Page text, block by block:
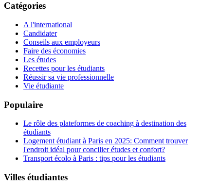
Catégories
A l'international
Candidater
Conseils aux employeurs
Faire des économies
Les études
Recettes pour les étudiants
Réussir sa vie professionnelle
Vie étudiante
Populaire
Le rôle des plateformes de coaching à destination des
étudiants
Logement étudiant à Paris en 2025: Comment trouver
l'endroit idéal pour concilier études et confort?
Transport écolo à Paris : tips pour les étudiants
Villes étudiantes